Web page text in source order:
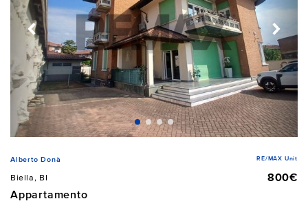
Alberto Donà RE/MAX Unit
Biella, BI
800€
Appartamento